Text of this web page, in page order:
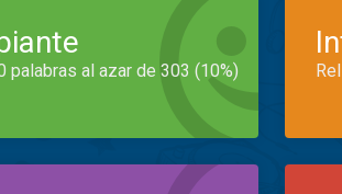
palabras al azar de 303 (10%)